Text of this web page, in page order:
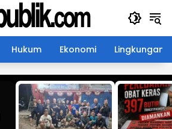
Hukum Ekonomi Lingkungan